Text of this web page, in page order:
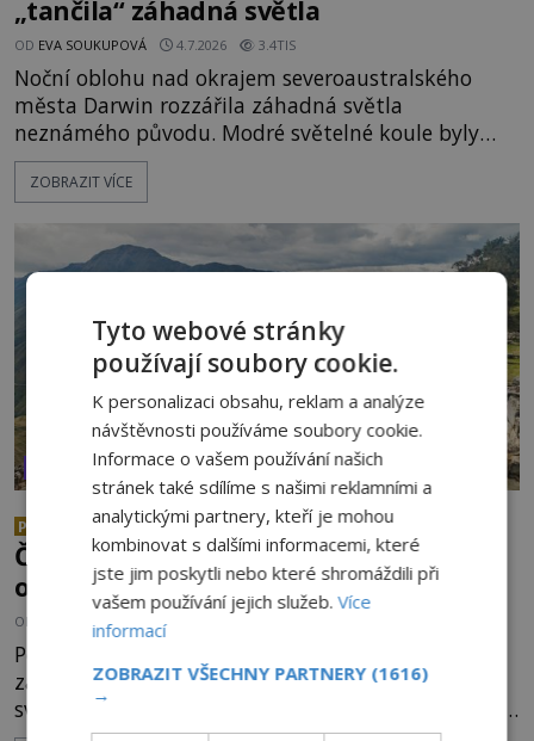
„tančila“ záhadná světla
OD EVA SOUKUPOVÁ 4.7.2026 3.4TIS
Noční oblohu nad okrajem severoaustralského
města Darwin rozzářila záhadná světla
neznámého původu. Modré světelné koule byly
viditelné nejméně dvacet minut, během nichž se
opakovaně objevovaly a zase mizely. Svědek, který
mohlo jít o návštěvu ze světa duchů. Záhadný
záznam okamžitě rozpoutal deb
ZOBRAZIT VÍCE
VESMÍR A TECHNOLOGIE
PREMIUM
Mimozemšťan z Andahuaylillas:
Čí jsou ostatky zakrslého stvoření s
ohromnou lebkou?
OD ANDREA ŠULCOVÁ
Peruánský antropolog Renato Davila Riquelme
zatajil dech. To, co zrovna našel, není z tohoto
světa. Nemůže být! Zaměstnanec malého muzea v
Tyto webové stránky
používají soubory cookie.
K personalizaci obsahu, reklam a analýze
návštěvnosti používáme soubory cookie.
Informace o vašem používání našich
stránek také sdílíme s našimi reklamními a
analytickými partnery, kteří je mohou
kombinovat s dalšími informacemi, které
jste jim poskytli nebo které shromáždili při
vašem používání jejich služeb.Více
informací
ZOBRAZIT VŠECHNY PARTNERY (1616)
→